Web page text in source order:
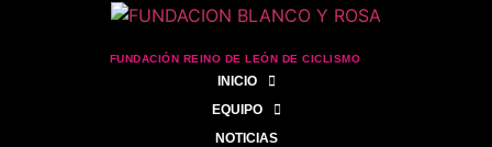
FUNDACIÓN REINO DE LEÓN DE CICLISMO
INICIO
EQUIPO
NOTICIAS